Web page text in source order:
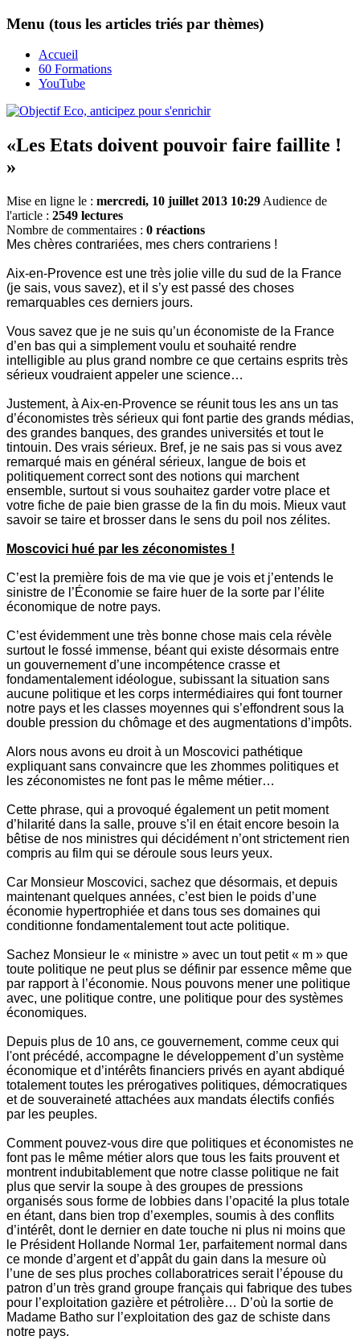
Menu (tous les articles triés par thèmes)
Accueil
60 Formations
YouTube
«Les Etats doivent pouvoir faire faillite !
»
Mise en ligne le : mercredi, 10 juillet 2013 10:29 Audience de
l'article : 2549 lectures
Nombre de commentaires : 0 réactions
Mes chères contrariées, mes chers contrariens !
Aix-en-Provence est une très jolie ville du sud de la France
(je sais, vous savez), et il s’y est passé des choses
remarquables ces derniers jours.
Vous savez que je ne suis qu’un économiste de la France
d’en bas qui a simplement voulu et souhaité rendre
intelligible au plus grand nombre ce que certains esprits très
sérieux voudraient appeler une science…
Justement, à Aix-en-Provence se réunit tous les ans un tas
d’économistes très sérieux qui font partie des grands médias,
des grandes banques, des grandes universités et tout le
tintouin. Des vrais sérieux. Bref, je ne sais pas si vous avez
remarqué mais en général sérieux, langue de bois et
politiquement correct sont des notions qui marchent
ensemble, surtout si vous souhaitez garder votre place et
votre fiche de paie bien grasse de la fin du mois. Mieux vaut
savoir se taire et brosser dans le sens du poil nos zélites.
Moscovici hué par les zéconomistes !
C’est la première fois de ma vie que je vois et j’entends le
sinistre de l’Économie se faire huer de la sorte par l’élite
économique de notre pays.
C’est évidemment une très bonne chose mais cela révèle
surtout le fossé immense, béant qui existe désormais entre
un gouvernement d’une incompétence crasse et
fondamentalement idéologue, subissant la situation sans
aucune politique et les corps intermédiaires qui font tourner
notre pays et les classes moyennes qui s’effondrent sous la
double pression du chômage et des augmentations d’impôts.
Alors nous avons eu droit à un Moscovici pathétique
expliquant sans convaincre que les zhommes politiques et
les zéconomistes ne font pas le même métier…
Cette phrase, qui a provoqué également un petit moment
d’hilarité dans la salle, prouve s’il en était encore besoin la
bêtise de nos ministres qui décidément n’ont strictement rien
compris au film qui se déroule sous leurs yeux.
Car Monsieur Moscovici, sachez que désormais, et depuis
maintenant quelques années, c’est bien le poids d’une
économie hypertrophiée et dans tous ses domaines qui
conditionne fondamentalement tout acte politique.
Sachez Monsieur le « ministre » avec un tout petit « m » que
toute politique ne peut plus se définir par essence même que
par rapport à l’économie. Nous pouvons mener une politique
avec, une politique contre, une politique pour des systèmes
économiques.
Depuis plus de 10 ans, ce gouvernement, comme ceux qui
l'ont précédé, accompagne le développement d’un système
économique et d’intérêts financiers privés en ayant abdiqué
totalement toutes les prérogatives politiques, démocratiques
et de souveraineté attachées aux mandats électifs confiés
par les peuples.
Comment pouvez-vous dire que politiques et économistes ne
font pas le même métier alors que tous les faits prouvent et
montrent indubitablement que notre classe politique ne fait
plus que servir la soupe à des groupes de pressions
organisés sous forme de lobbies dans l’opacité la plus totale
en étant, dans bien trop d’exemples, soumis à des conflits
d’intérêt, dont le dernier en date touche ni plus ni moins que
le Président Hollande Normal 1er, parfaitement normal dans
ce monde d’argent et d’appât du gain dans la mesure où
l’une de ses plus proches collaboratrices serait l’épouse du
patron d’un très grand groupe français qui fabrique des tubes
pour l’exploitation gazière et pétrolière… D’où la sortie de
Madame Batho sur l’exploitation des gaz de schiste dans
notre pays.